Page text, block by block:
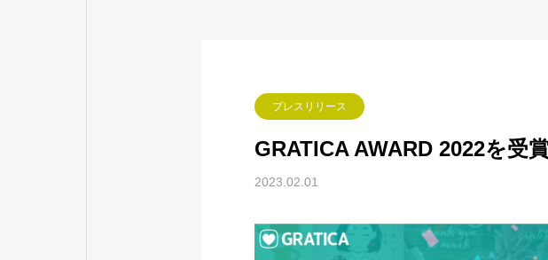
プレスリリース
GRATICA AWARD 2022を受
2023.02.01